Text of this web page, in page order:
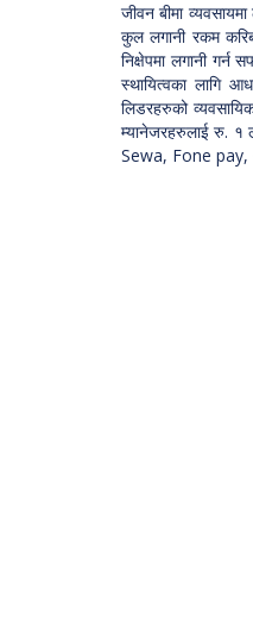
जीवन बीमा
कुल लगानी रकम
निक्षेपमा लगानी
स्थायित्वका लागि
लिडरहरुको
म्यानेजरहरुलाई रु. १
Sewa, Fone pay,